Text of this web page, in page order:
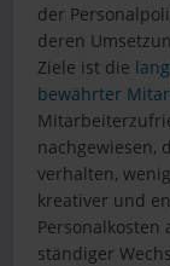
der
deren
Ziele ist die
bewährter
nachgewiesen,
verhalten,
kreativer und
Personalkosten
ständiger